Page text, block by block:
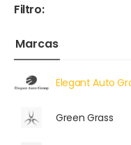
Filtro:
Marcas
Elegant Auto
Green Grass